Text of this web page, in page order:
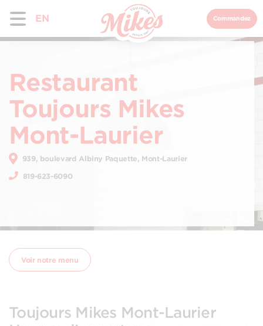
EN Commandez
Restaurant
Toujours Mikes
Mont-Laurier
939, boulevard Albiny Paquette, Mont-Laurier
819-623-6090
Voir notre menu
Toujours Mikes Mont-Laurier